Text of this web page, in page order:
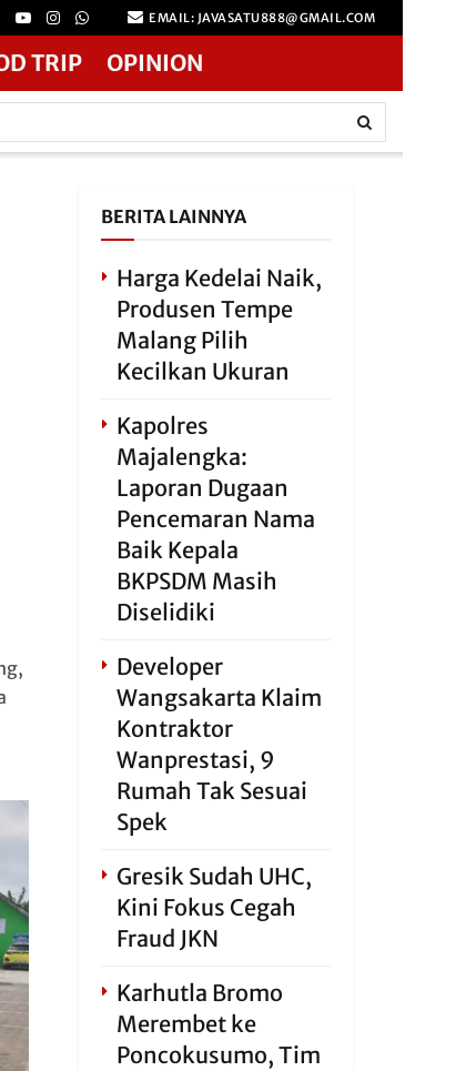
EMAIL: JAVASATU888@GMAIL.COM
TRIP OPINION
BERITA LAINNYA
Harga Kedelai Naik,
Produsen Tempe
Malang Pilih
Kecilkan Ukuran
Kapolres
Majalengka:
Laporan Dugaan
Pencemaran Nama
Baik Kepala
BKPSDM Masih
Diselidiki
Developer
Wangsakarta Klaim
Kontraktor
Wanprestasi, 9
Rumah Tak Sesuai
Spek
Gresik Sudah UHC,
Kini Fokus Cegah
Fraud JKN
Karhutla Bromo
Merembet ke
Poncokusumo, Tim